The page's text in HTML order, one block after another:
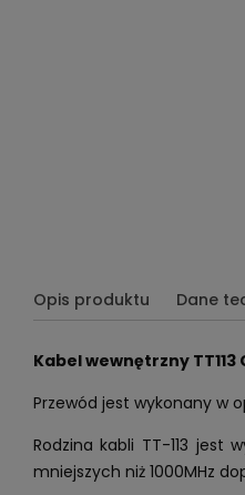
Opis produktu Dane
Kabel wewnętrzny TT113
Przewód jest wykonany w
Rodzina kabli TT-113 jest
mniejszych niż 1000MHz